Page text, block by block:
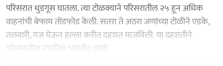
परिसरात धुडगूस घातला. त्या टोळक्याने परिसरातील २५ हून अधिक
वाहनांची बेफाम तोडफोड केली. सतरा ते अठरा जणांच्या टोळीने एडके,
तलवारी, गज घेऊन हल्ला करीत दहशत माजविली. या दहशतीने
परिसरातील नागरिक भयभीत झाले.